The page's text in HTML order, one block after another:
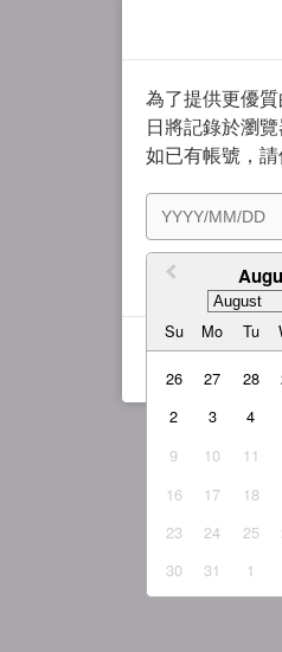
為了提供更優
日將記錄於瀏
如已有帳號，請
Su Mo Tu
26 27 28
2
3 4
9
10 11
16
17 18
23
24 25
30
31 1
我同意 服務條